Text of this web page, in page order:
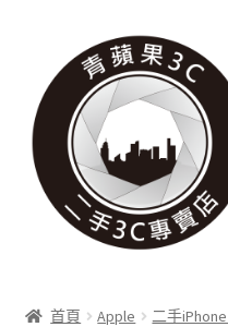
導
覽
列
主
要
內
容
首頁 Apple 二手iPhone